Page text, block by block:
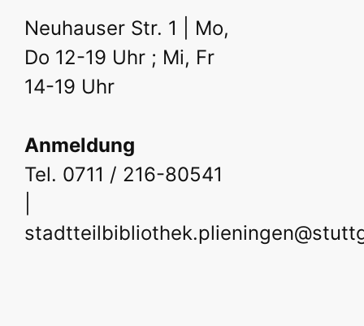
Neuhauser Str. 1 | Mo,
Do 12-19 Uhr ; Mi, Fr
14-19 Uhr
Anmeldung
Tel. 0711 / 216-80541